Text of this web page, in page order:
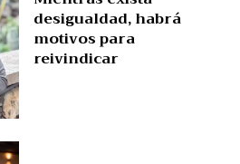
desigualdad, habrá
motivos para
reivindicar